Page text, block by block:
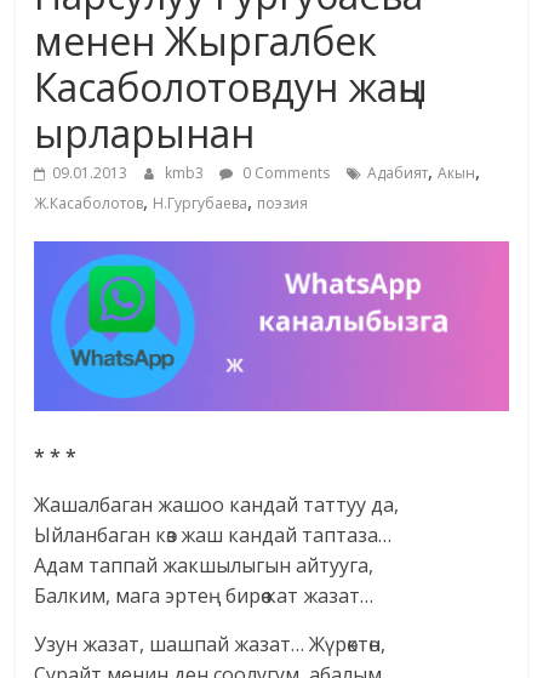
маданияты
жана
адабияты
менен Жыргалбек
Касаболотовдун жаңы
ырларынан
09.01.2013 kmb3 0 Comments Адабият,Акын,
Ж.Касаболотов, Н.Гургубаева, поэзия
* * *
Жашалбаган жашоо кандай таттуу да,
Ыйланбаган көз жаш кандай таптаза…
Адам таппай жакшылыгын айтууга,
Балким, мага эртең бирөө кат жазат…
Узун жазат, шашпай жазат… Жүрөктөн,